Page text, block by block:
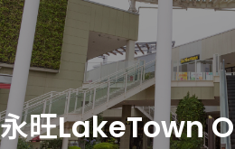
折扣優惠券
服務與設施
樓層平面圖
永旺LakeTown